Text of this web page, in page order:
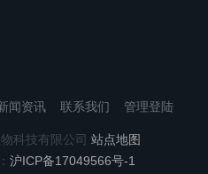
闻资讯 联系我们 管理登陆
科技有限公司 站点地图
沪ICP备17049566号-1